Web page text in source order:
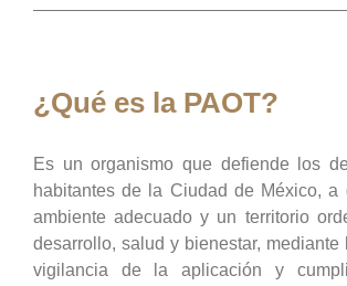
¿Qué es la PAOT?
Es un organismo que defiende los
habitantes de la Ciudad de México, a
ambiente adecuado y un territorio
desarrollo, salud y bienestar, mediante
vigilancia de la aplicación y